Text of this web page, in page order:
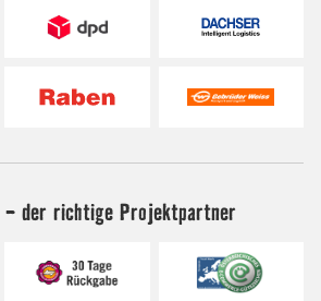
- der richtige Projektpartner